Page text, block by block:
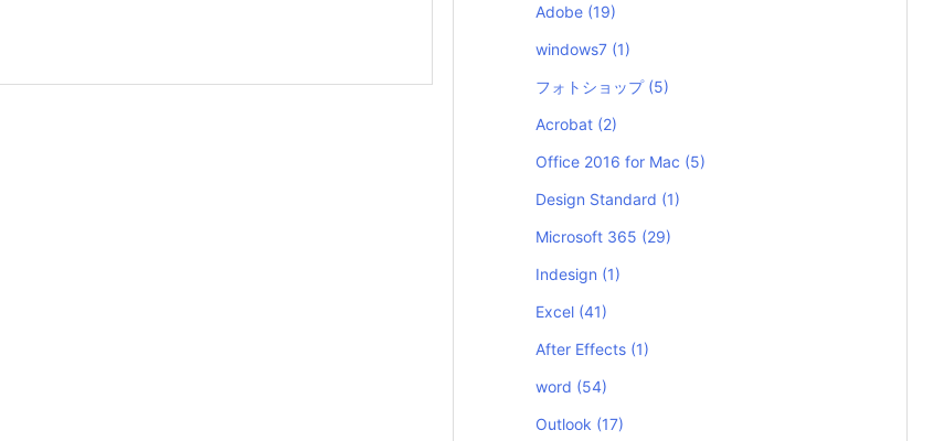
Adobe (19)
windows7 (1)
フォトショップ (5)
Acrobat (2)
Office 2016 for Mac (5)
Design Standard (1)
Microsoft 365 (29)
Indesign (1)
Excel (41)
After Effects (1)
word (54)
Outlook (17)